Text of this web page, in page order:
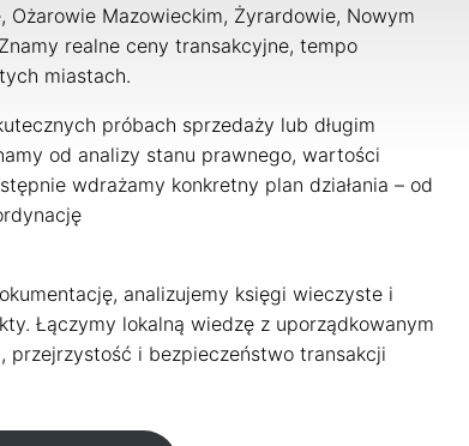
Ożarowie Mazowieckim, Żyrardowie, Nowym
realne ceny transakcyjne, tempo
miastach.
próbach sprzedaży lub długim
od analizy stanu prawnego, wartości
wdrażamy konkretny plan działania – od
analizujemy księgi wieczyste i
Łączymy lokalną wiedzę z uporządkowanym
przejrzystość i bezpieczeństwo transakcji